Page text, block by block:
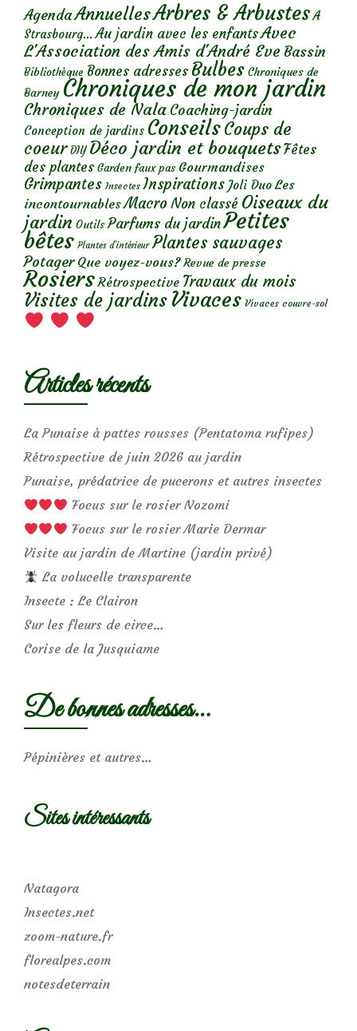
AgendaAnnuellesArbres & Arbustes A
Strasbourg... Au jardin avec les enfantsAvec
L'Association des Amis d'André Eve Bassin
Bibliothèque Bonnes adresses Bulbes Chroniques de
Barney Chroniques de mon jardin
Chroniques de Nala Coaching-jardin
Conception de jardins ConseilsCoups de
coeur DIY Déco jardin et bouquetsFêtes
des plantes Garden faux pas Gourmandises
Grimpantes Insectes Inspirations Joli Duo Les
incontournables Macro Non classé Oiseaux du
jardin Outils Parfums du jardinPetites
bêtes Plantes d’intérieur Plantes sauvages
Potager Que voyez-vous? Revue de presse
Rosiers Rétrospective Travaux du mois
Visites de jardins Vivaces Vivaces couvre-sol
Articles récents
La Punaise à pattes rousses (Pentatoma rufipes)
Rétrospective de juin 2026 au jardin
Punaise, prédatrice de pucerons et autres insectes
Focus sur le rosier Nozomi
Focus sur le rosier Marie Dermar
Visite au jardin de Martine (jardin privé)
La volucelle transparente
Insecte : Le Clairon
Sur les fleurs de circe…
Corise de la Jusquiame
De bonnes adresses…
Pépinières et autres…
Sites intéressants
Natagora
Insectes.net
zoom-nature.fr
florealpes.com
notesdeterrain